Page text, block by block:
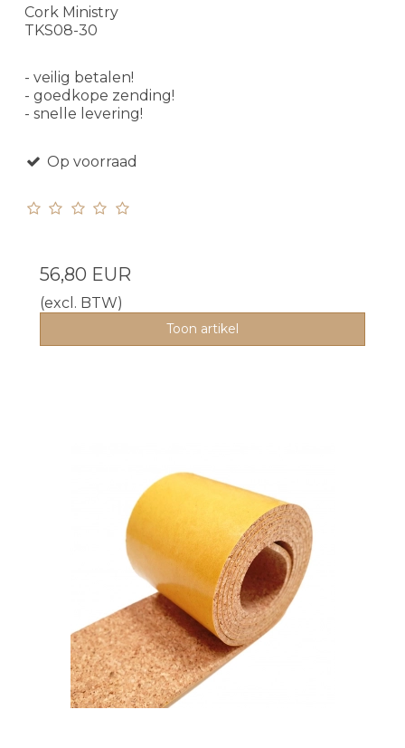
Cork Ministry
TKS08-30
- veilig betalen!
- goedkope zending!
- snelle levering!
Op voorraad
56,80 EUR
(excl. BTW)
Toon artikel